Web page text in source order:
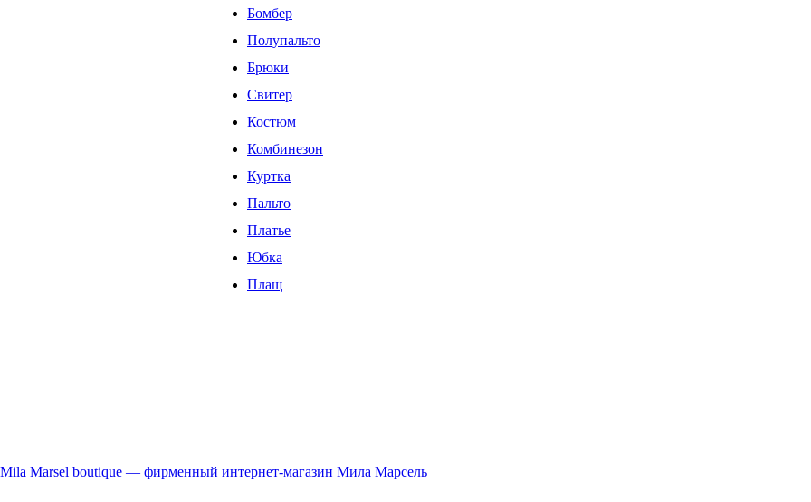
Бомбер
Полупальто
Брюки
Свитер
Костюм
Комбинезон
Куртка
Пальто
Платье
Юбка
Плащ
Mila Marsel boutique — фирменный интернет-магазин Мила Марсель